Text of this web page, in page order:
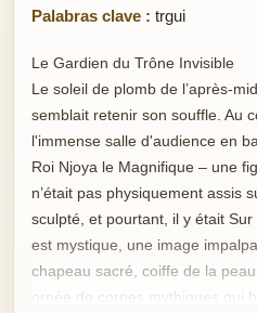
Palabras clave : trgui
Le Gardien du Trône Invisible
Le soleil de plomb de l’après-
semblait retenir son souffle. Au
l'immense salle d'audience en
Roi Njoya le Magnifique – une
n’était pas physiquement assis
sculpté, et pourtant, il y était
est mystique, une image
chapeau sacré, coiffe de la
ornée de cornes mythiques qui